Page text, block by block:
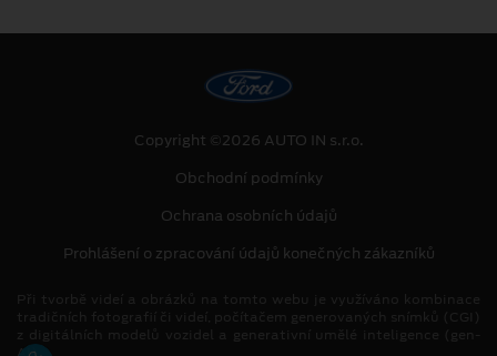
Copyright ©2026 AUTO IN s.r.o.
Obchodní podmínky
Ochrana osobních údajů
Prohlášení o zpracování údajů konečných zákazníků